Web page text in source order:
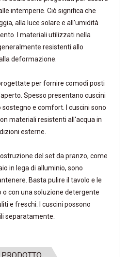
intemperie. Ciò significa che
alla luce solare e all'umidità
I materiali utilizzati nella
resistenti allo
deformazione.
per fornire comodi posti
Spesso presentano cuscini
e comfort. I cuscini sono
materiali resistenti all'acqua in
esterne.
del set da pranzo, come
in lega di alluminio, sono
Basta pulire il tavolo e le
o con una soluzione detergente
e freschi. I cuscini possono
separatamente.